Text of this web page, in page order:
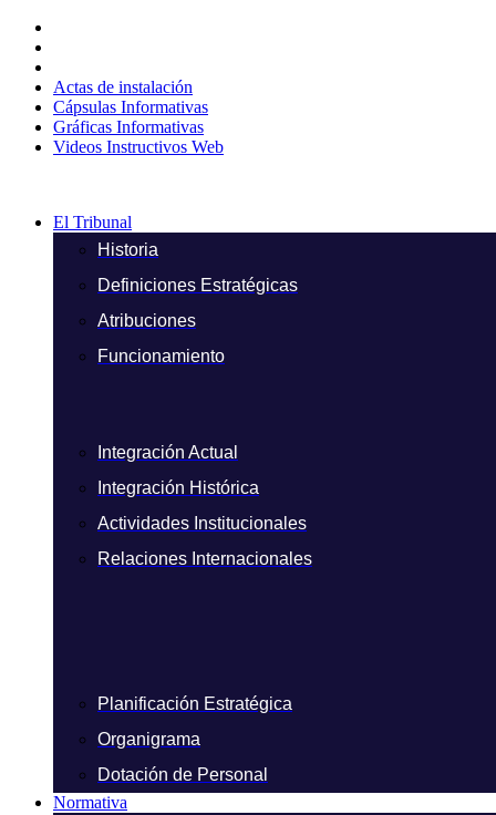
contenido
Actas de instalación
Cápsulas Informativas
Gráficas Informativas
Videos Instructivos Web
El Tribunal
Historia
Definiciones Estratégicas
Atribuciones
Funcionamiento
Integración Actual
Integración Histórica
Actividades Institucionales
Relaciones Internacionales
Planificación Estratégica
Organigrama
Dotación de Personal
Normativa